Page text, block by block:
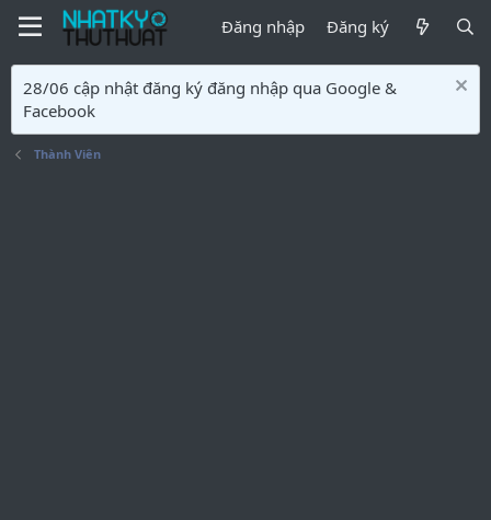
Đăng nhập Đăng ký
28/06 cập nhật đăng ký đăng nhập qua Google &
Facebook
Thành Viên